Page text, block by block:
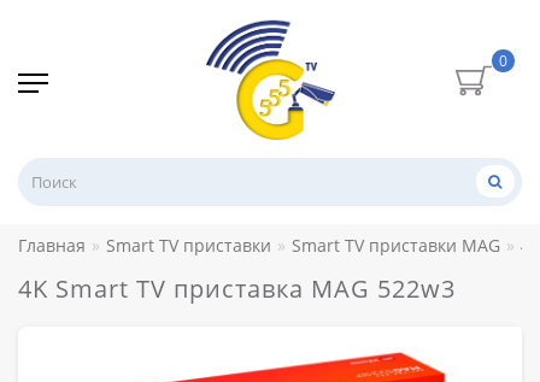
0
Главная Smart TV приставки Smart TV приставки MAG
4K Smart TV приставка MAG 522w3